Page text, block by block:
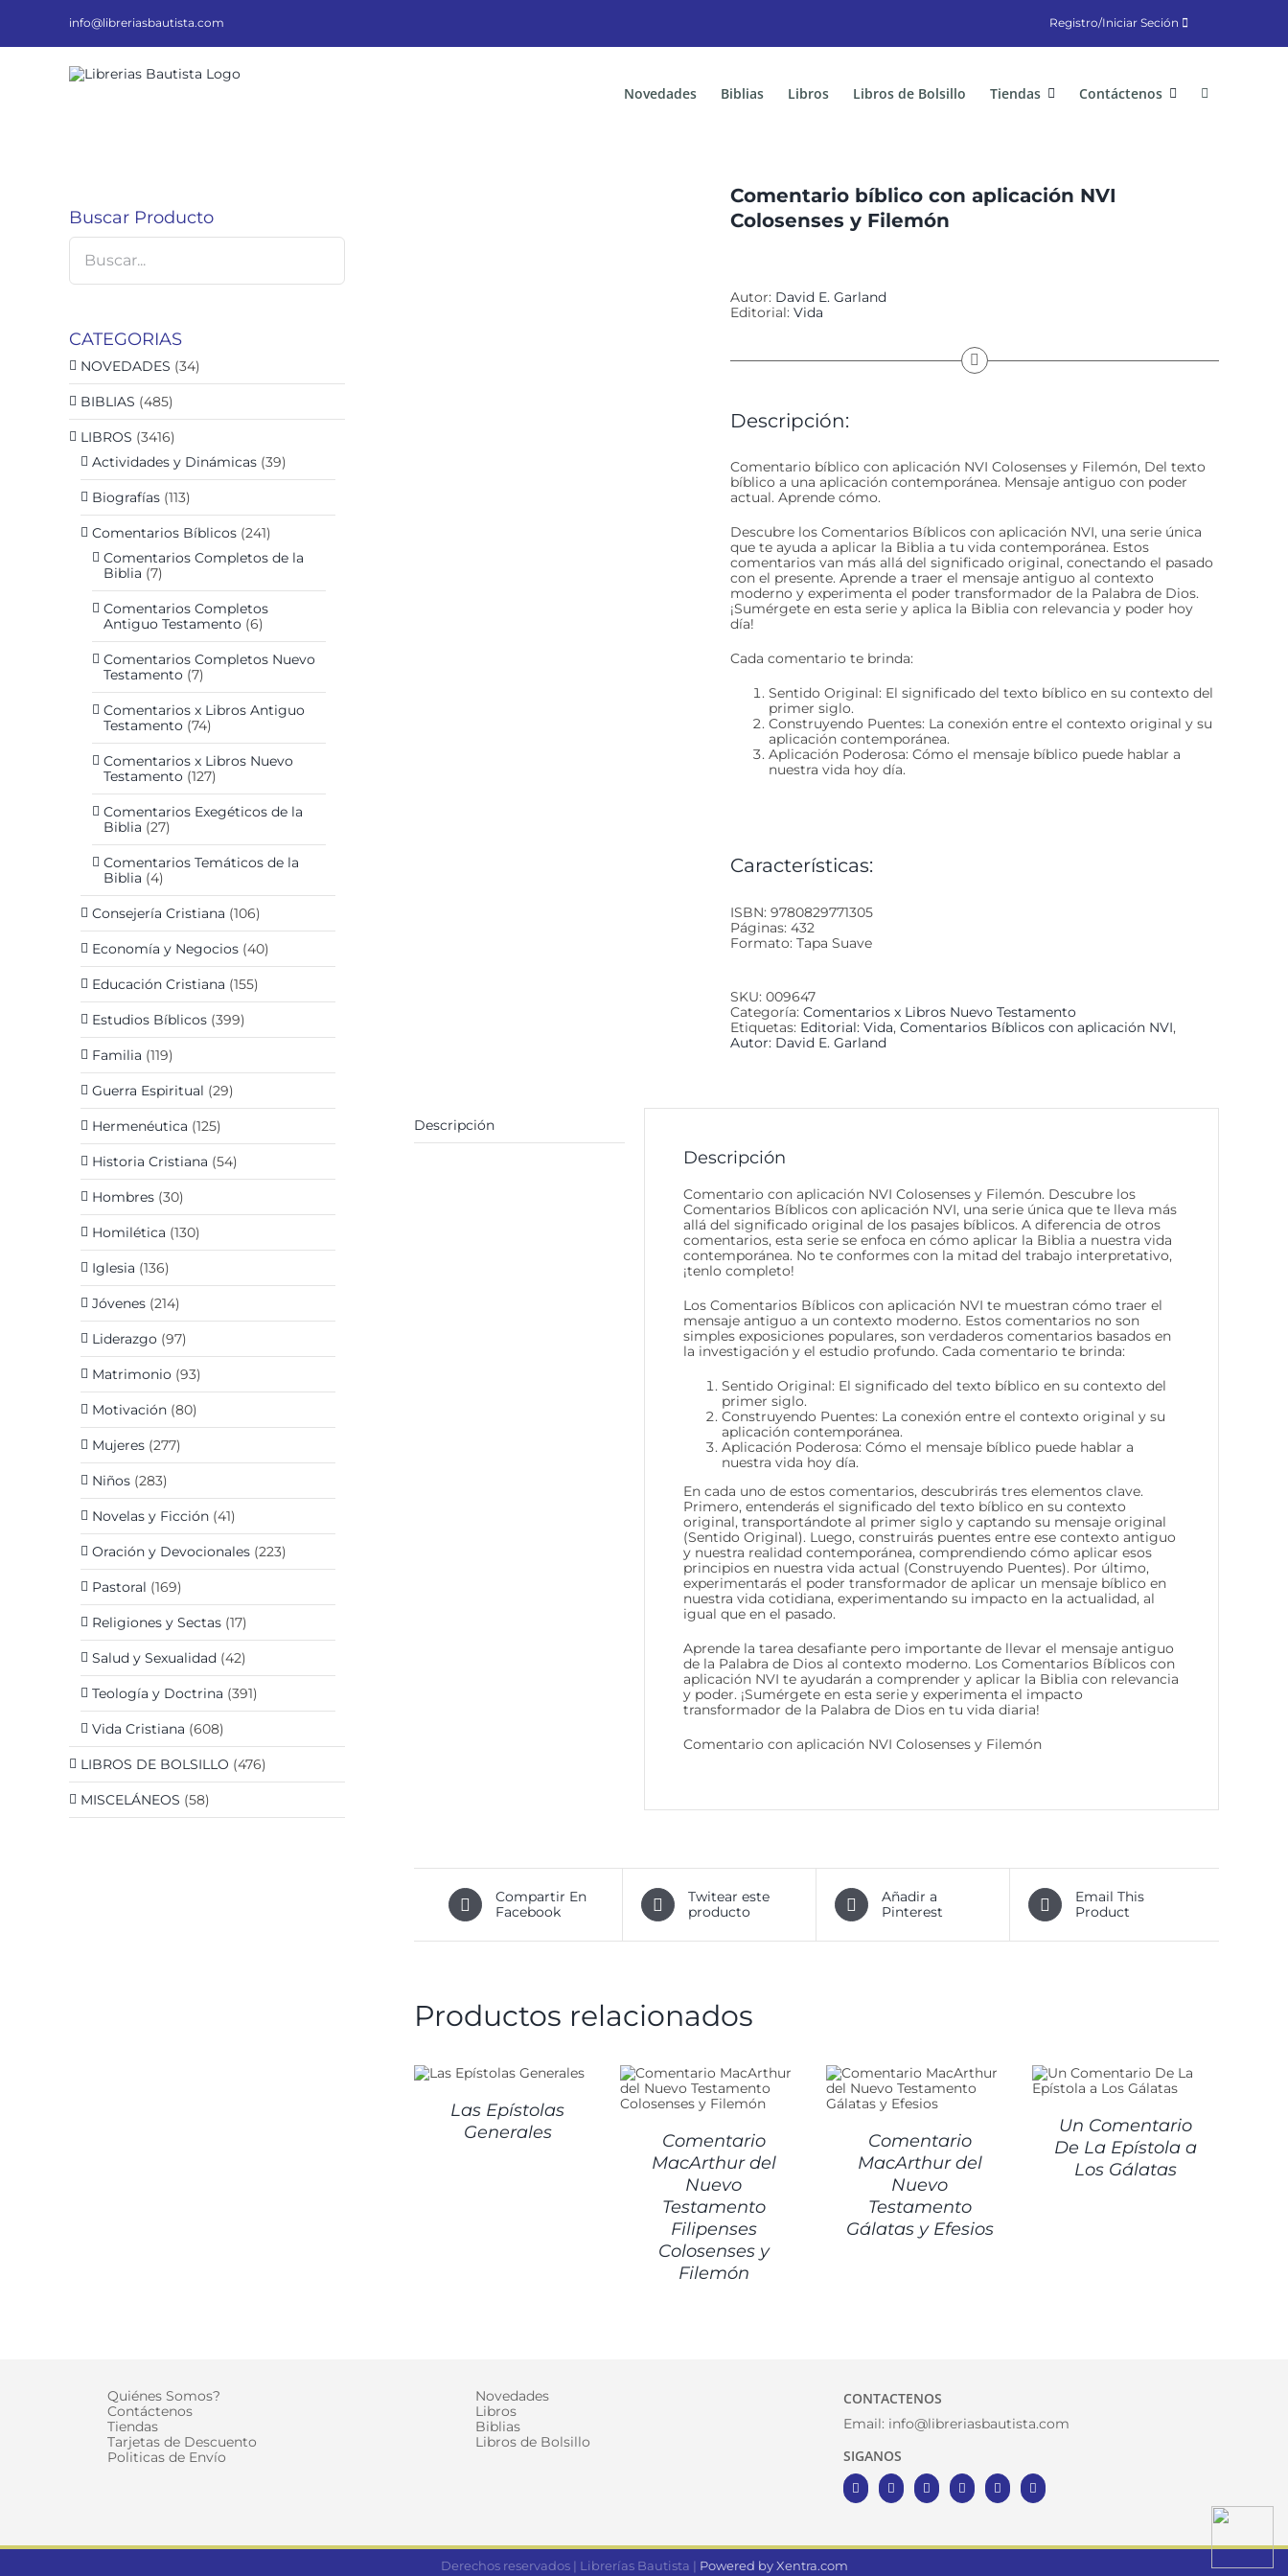
info@libreriasbautista.com Registro/Iniciar Seción
Novedades Biblias Libros Libros de Bolsillo Tiendas Contáctenos
Comentario bíblico con aplicación NVI
Colosenses y Filemón
Autor: David E. Garland
Editorial: Vida
Descripción:
Comentario bíblico con aplicación NVI Colosenses y Filemón, Del texto
bíblico a una aplicación contemporánea. Mensaje antiguo con poder
actual. Aprende cómo.
Descubre los Comentarios Bíblicos con aplicación NVI, una serie única
que te ayuda a aplicar la Biblia a tu vida contemporánea. Estos
comentarios van más allá del significado original, conectando el pasado
con el presente. Aprende a traer el mensaje antiguo al contexto
moderno y experimenta el poder transformador de la Palabra de Dios.
¡Sumérgete en esta serie y aplica la Biblia con relevancia y poder hoy
día!
Cada comentario te brinda:
Sentido Original: El significado del texto bíblico en su contexto del
primer siglo.
Construyendo Puentes: La conexión entre el contexto original y su
aplicación contemporánea.
Aplicación Poderosa: Cómo el mensaje bíblico puede hablar a
nuestra vida hoy día.
Características:
ISBN: 9780829771305
Páginas: 432
Formato: Tapa Suave
SKU: 009647
Categoría: Comentarios x Libros Nuevo Testamento
Etiquetas: Editorial: Vida, Comentarios Bíblicos con aplicación NVI,
Autor: David E. Garland
Descripción
Descripción
Comentario con aplicación NVI Colosenses y Filemón. Descubre los
Comentarios Bíblicos con aplicación NVI, una serie única que te lleva más
allá del significado original de los pasajes bíblicos. A diferencia de otros
comentarios, esta serie se enfoca en cómo aplicar la Biblia a nuestra vida
contemporánea. No te conformes con la mitad del trabajo interpretativo,
¡tenlo completo!
Los Comentarios Bíblicos con aplicación NVI te muestran cómo traer el
mensaje antiguo a un contexto moderno. Estos comentarios no son
simples exposiciones populares, son verdaderos comentarios basados en
la investigación y el estudio profundo. Cada comentario te brinda:
Sentido Original: El significado del texto bíblico en su contexto del
primer siglo.
Construyendo Puentes: La conexión entre el contexto original y su
aplicación contemporánea.
Aplicación Poderosa: Cómo el mensaje bíblico puede hablar a
nuestra vida hoy día.
En cada uno de estos comentarios, descubrirás tres elementos clave.
Primero, entenderás el significado del texto bíblico en su contexto
original, transportándote al primer siglo y captando su mensaje original
(Sentido Original). Luego, construirás puentes entre ese contexto antiguo
y nuestra realidad contemporánea, comprendiendo cómo aplicar esos
principios en nuestra vida actual (Construyendo Puentes). Por último,
experimentarás el poder transformador de aplicar un mensaje bíblico en
nuestra vida cotidiana, experimentando su impacto en la actualidad, al
igual que en el pasado.
Aprende la tarea desafiante pero importante de llevar el mensaje antiguo
de la Palabra de Dios al contexto moderno. Los Comentarios Bíblicos con
aplicación NVI te ayudarán a comprender y aplicar la Biblia con relevancia
y poder. ¡Sumérgete en esta serie y experimenta el impacto
transformador de la Palabra de Dios en tu vida diaria!
Comentario con aplicación NVI Colosenses y Filemón
Compartir En
Facebook
Twitear este
producto
Añadir a
Pinterest
Email This
Product
Productos relacionados
Las Epístolas
Generales
Comentario
MacArthur del
Nuevo
Testamento
Filipenses
Colosenses y
Filemón
DETALLES
Comentario
MacArthur del
Nuevo
Testamento
Gálatas y Efesios
DETALLES
Un Comentario
De La Epístola a
Los Gálatas
Buscar Producto
CATEGORIAS
NOVEDADES (34)
BIBLIAS (485)
LIBROS (3416)
Actividades y Dinámicas (39)
Biografías (113)
Comentarios Bíblicos (241)
Comentarios Completos de la
Biblia (7)
Comentarios Completos
Antiguo Testamento (6)
Comentarios Completos Nuevo
Testamento (7)
Comentarios x Libros Antiguo
Testamento (74)
Comentarios x Libros Nuevo
Testamento (127)
Comentarios Exegéticos de la
Biblia (27)
Comentarios Temáticos de la
Biblia (4)
Consejería Cristiana (106)
Economía y Negocios (40)
Educación Cristiana (155)
Estudios Bíblicos (399)
Familia (119)
Guerra Espiritual (29)
Hermenéutica (125)
Historia Cristiana (54)
Hombres (30)
Homilética (130)
Iglesia (136)
Jóvenes (214)
Liderazgo (97)
Matrimonio (93)
Motivación (80)
Mujeres (277)
Niños (283)
Novelas y Ficción (41)
Oración y Devocionales (223)
Pastoral (169)
Religiones y Sectas (17)
Salud y Sexualidad (42)
Teología y Doctrina (391)
Vida Cristiana (608)
LIBROS DE BOLSILLO (476)
MISCELÁNEOS (58)
Quiénes Somos?
Contáctenos
Tiendas
Tarjetas de Descuento
Politicas de Envío
Novedades
Libros
Biblias
Libros de Bolsillo
CONTACTENOS
Email: info@libreriasbautista.com
SIGANOS
Derechos reservados | Librerías Bautista | Powered by Xentra.com